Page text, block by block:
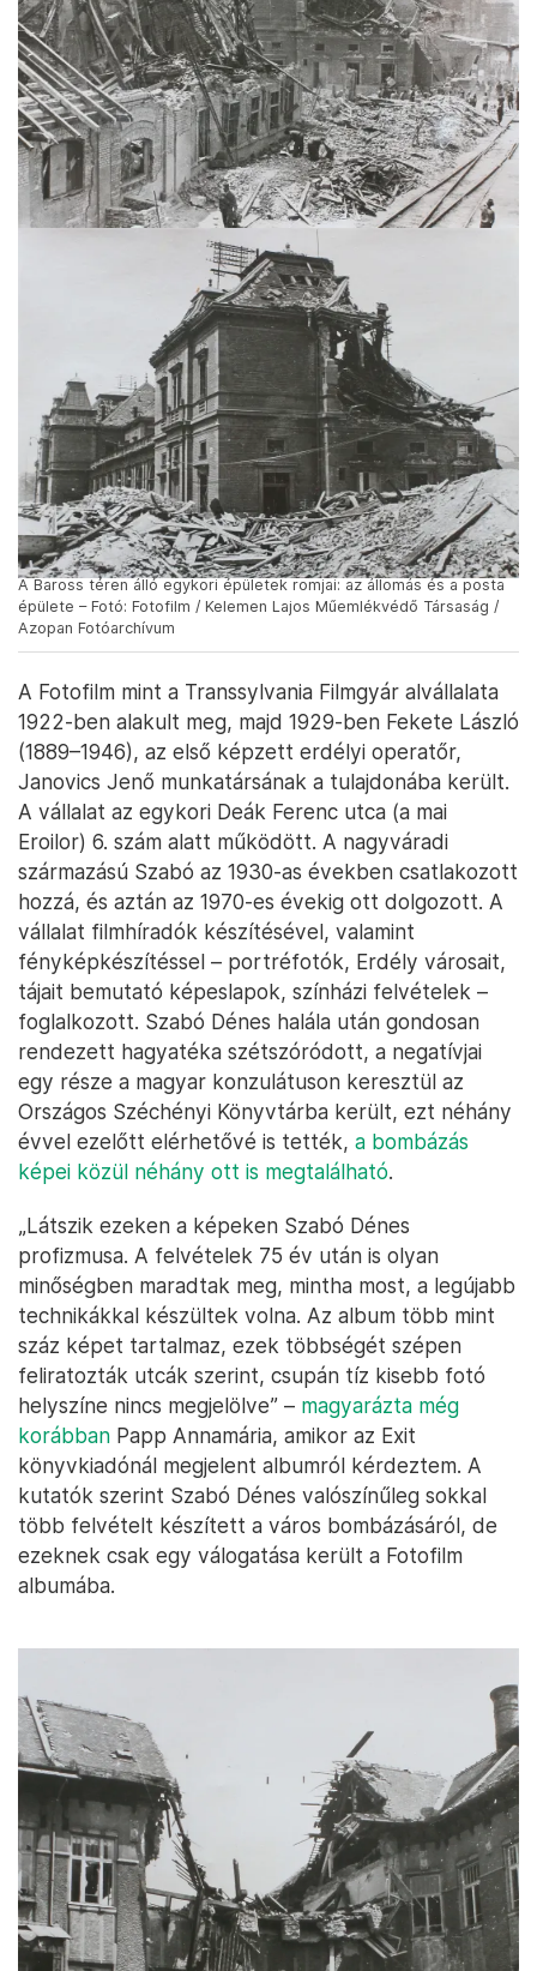
A Baross téren álló egykori épületek romjai: az állomás és a posta
épülete – Fotó: Fotofilm / Kelemen Lajos Műemlékvédő Társaság /
Azopan Fotóarchívum
A Fotofilm mint a Transsylvania Filmgyár alvállalata
1922-ben alakult meg, majd 1929-ben Fekete László
(1889–1946), az első képzett erdélyi operatőr,
Janovics Jenő munkatársának a tulajdonába került.
A vállalat az egykori Deák Ferenc utca (a mai
Eroilor) 6. szám alatt működött. A nagyváradi
származású Szabó az 1930-as években csatlakozott
hozzá, és aztán az 1970-es évekig ott dolgozott. A
vállalat filmhíradók készítésével, valamint
fényképkészítéssel – portréfotók, Erdély városait,
tájait bemutató képeslapok, színházi felvételek –
foglalkozott. Szabó Dénes halála után gondosan
rendezett hagyatéka szétszóródott, a negatívjai
egy része a magyar konzulátuson keresztül az
Országos Széchényi Könyvtárba került, ezt néhány
évvel ezelőtt elérhetővé is tették, a bombázás
képei közül néhány ott is megtalálható.
„Látszik ezeken a képeken Szabó Dénes
profizmusa. A felvételek 75 év után is olyan
minőségben maradtak meg, mintha most, a legújabb
technikákkal készültek volna. Az album több mint
száz képet tartalmaz, ezek többségét szépen
feliratozták utcák szerint, csupán tíz kisebb fotó
helyszíne nincs megjelölve” – magyarázta még
korábban Papp Annamária, amikor az Exit
könyvkiadónál megjelent albumról kérdeztem. A
kutatók szerint Szabó Dénes valószínűleg sokkal
több felvételt készített a város bombázásáról, de
ezeknek csak egy válogatása került a Fotofilm
albumába.